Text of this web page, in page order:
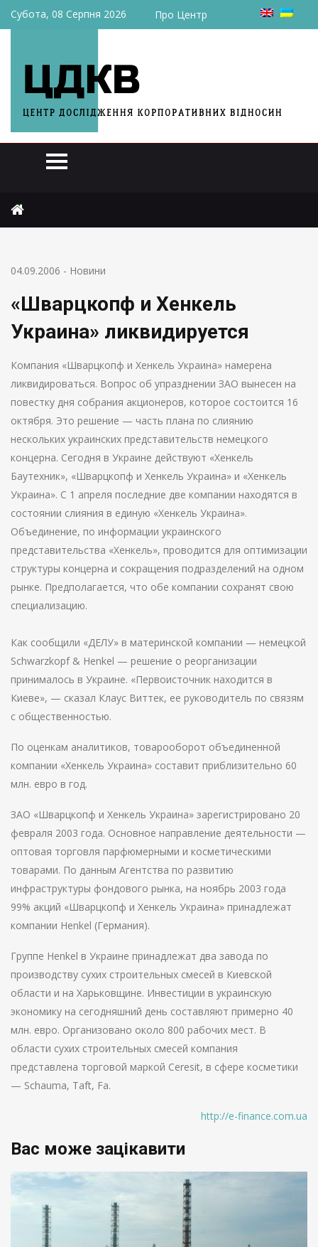
Субота, 08 Серпня 2026 Про Центр
«Шварцкопф и Хенкель Украина» ликвидируется
04.09.2006 - Новини
«Шварцкопф и Хенкель
Украина» ликвидируется
Компания «Шварцкопф и Хенкель Украина» намерена
ликвидироваться. Вопрос об упразднении ЗАО вынесен на
повестку дня собрания акционеров, которое состоится 16
октября. Это решение — часть плана по слиянию
нескольких украинских представительств немецкого
концерна. Сегодня в Украине действуют «Хенкель
Баутехник», «Шварцкопф и Хенкель Украина» и «Хенкель
Украина». С 1 апреля последние две компании находятся в
состоянии слияния в единую «Хенкель Украина».
Объединение, по информации украинского
представительства «Хенкель», проводится для оптимизации
структуры концерна и сокращения подразделений на одном
рынке. Предполагается, что обе компании сохранят свою
специализацию.
Как сообщили «ДЕЛУ» в материнской компании — немецкой
Schwarzkopf & Henkel — решение о реорганизации
принималось в Украине. «Первоисточник находится в
Киеве», — сказал Клаус Виттек, ее руководитель по связям
с общественностью.
По оценкам аналитиков, товарооборот объединенной
компании «Хенкель Украина» составит приблизительно 60
млн. евро в год.
ЗАО «Шварцкопф и Хенкель Украина» зарегистрировано 20
февраля 2003 года. Основное направление деятельности —
оптовая торговля парфюмерными и косметическими
товарами. По данным Агентства по развитию
инфраструктуры фондового рынка, на ноябрь 2003 года
99% акций «Шварцкопф и Хенкель Украина» принадлежат
компании Нenkel (Германия).
Группе Нenkel в Украине принадлежат два завода по
производству сухих строительных смесей в Киевской
области и на Харьковщине. Инвестиции в украинскую
экономику на сегодняшний день составляют примерно 40
млн. евро. Организовано около 800 рабочих мест. В
области сухих строительных смесей компания
представлена торговой маркой Ceresit, в сфере косметики
— Schauma, Taft, Fа.
http://e-finance.com.ua
Вас може зацікавити